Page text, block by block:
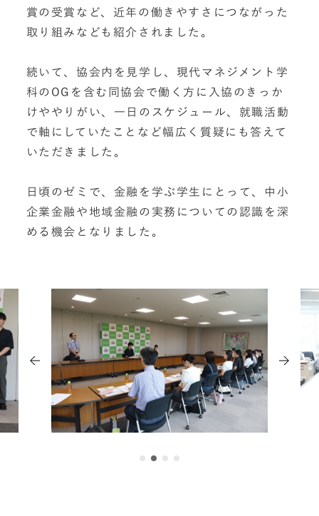
賞の受賞など、近年の働きやすさにつながった
取り組みなども紹介されました。
続いて、協会内を見学し、現代マネジメント学
科のOGを含む同協会で働く方に入協のきっか
けややりがい、一日のスケジュール、就職活動
で軸にしていたことなど幅広く質疑にも答えて
いただきました。
日頃のゼミで、金融を学ぶ学生にとって、中小
企業金融や地域金融の実務についての認識を深
める機会となりました。